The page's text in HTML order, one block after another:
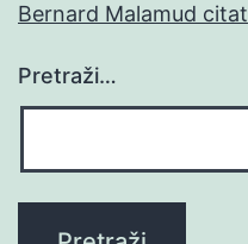
Bernard Malamud citat
Pretraži…